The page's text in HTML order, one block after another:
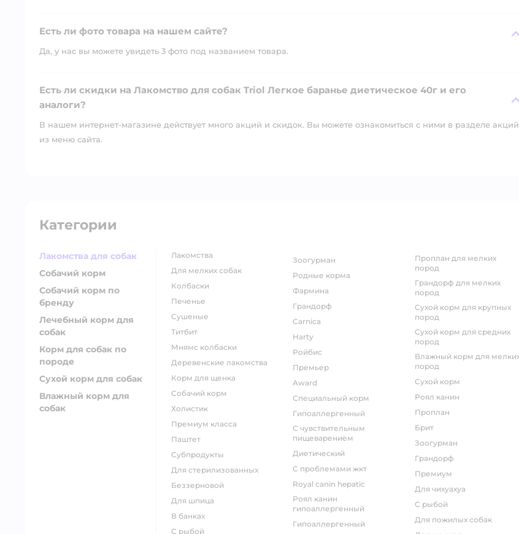
Есть ли фото товара на нашем сайте?
Да, у нас вы можете увидеть 3 фото под названием товара.
Есть ли скидки на Лакомство для собак Triol Легкое баранье диетическое 40г и его
аналоги?
В нашем интернет-магазине действует много акций и скидок. Вы можете ознакомиться с ними в разделе акций
из меню сайта.
Категории
Лакомства для собак
Собачий корм
Собачий корм по
бренду
Лечебный корм для
собак
Корм для собак по
породе
Сухой корм для собак
Влажный корм для
собак
лакомства
для мелких собак
колбаски
печенье
сушеные
титбит
мнямс колбаски
деревенские лакомства
корм для щенка
собачий корм
холистик
премиум класса
паштет
субпродукты
для стерилизованных
беззерновой
для шпица
в банках
с рыбой
зоогурман
родные корма
фармина
грандорф
carnica
harty
ройбис
премьер
award
специальный корм
гипоаллергенный
с чувствительным
пищеварением
диетический
с проблемами жкт
royal canin hepatic
роял канин
гипоаллергенный
гипоаллергенный
проплан для мелких
пород
грандорф для мелких
пород
сухой корм для крупных
пород
сухой корм для средних
пород
влажный корм для мелких
пород
сухой корм
роял канин
проплан
брит
зоогурман
грандорф
премиум
для чихуахуа
с рыбой
для пожилых собак